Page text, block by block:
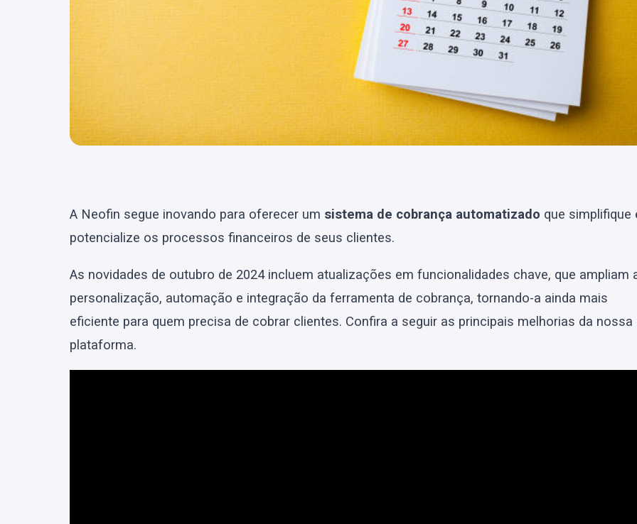
A Neofin segue inovando para oferecer um sistema de cobrança automatizado que simplifique
potencialize os processos financeiros de seus clientes.
As novidades de outubro de 2024 incluem atualizações em funcionalidades chave, que ampliam
personalização, automação e integração da ferramenta de cobrança, tornando-a ainda mais
eficiente para quem precisa de cobrar clientes. Confira a seguir as principais melhorias da nossa
plataforma.